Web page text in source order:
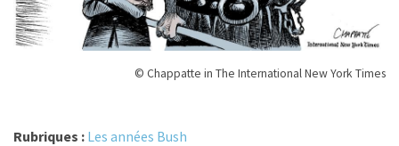
© Chappatte in The International New York Times
Rubriques : Les années Bush